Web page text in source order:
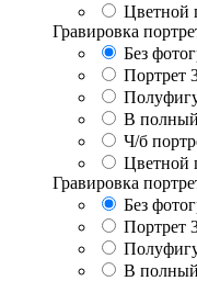
Цветной
Гравировка
Без
Портрет
В
Ч/б
Цветной
Гравировка
Без
Портрет
В